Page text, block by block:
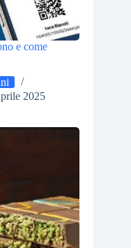
e come
2025